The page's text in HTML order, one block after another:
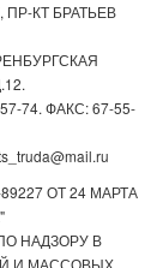
ПР-КТ БРАТЬЕВ
74. ФАКС: 67-55-
ОТ 24 МАРТА
НАДЗОРУ В
И МАССОВЫХ